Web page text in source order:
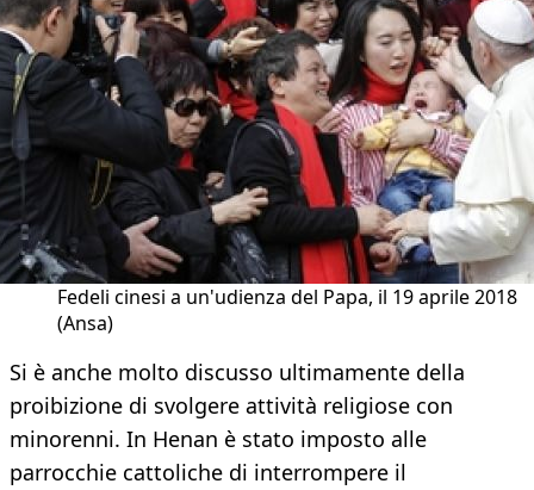
Fedeli cinesi a un'udienza del Papa, il 19 aprile 2018
(Ansa)
Si è anche molto discusso ultimamente della
proibizione di svolgere attività religiose con
minorenni. In Henan è stato imposto alle
parrocchie cattoliche di interrompere il